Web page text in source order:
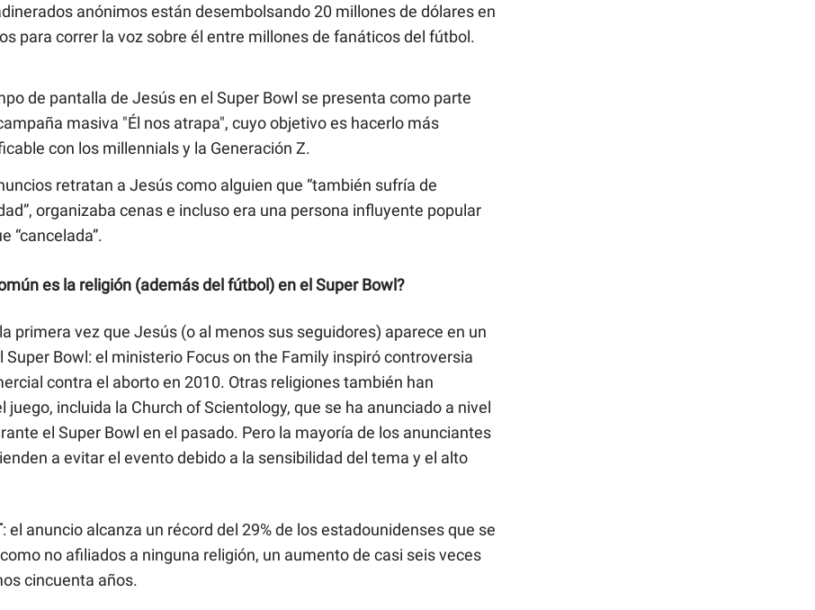
anónimos están desembolsando 20 millones de dólares en
para correr la voz sobre él entre millones de fanáticos del fútbol.
de pantalla de Jesús en el Super Bowl se presenta como parte
masiva "Él nos atrapa", cuyo objetivo es hacerlo más
con los millennials y la Generación Z.
retratan a Jesús como alguien que “también sufría de
organizaba cenas e incluso era una persona influyente popular
“cancelada”.
es la religión (además del fútbol) en el Super Bowl?
primera vez que Jesús (o al menos sus seguidores) aparece en un
Super Bowl: el ministerio Focus on the Family inspiró controversia
contra el aborto en 2010. Otras religiones también han
juego, incluida la Church of Scientology, que se ha anunciado a nivel
el Super Bowl en el pasado. Pero la mayoría de los anunciantes
a evitar el evento debido a la sensibilidad del tema y el alto
: el anuncio alcanza un récord del 29% de los estadounidenses que se
no afiliados a ninguna religión, un aumento de casi seis veces
cincuenta años.